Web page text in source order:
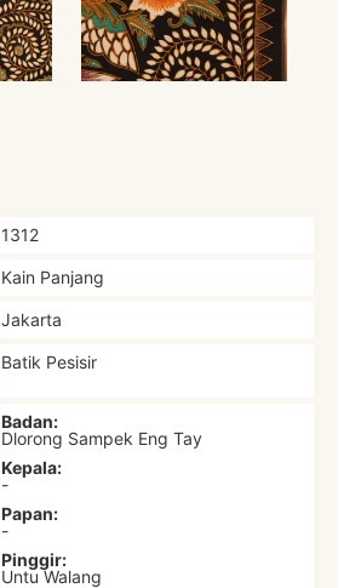
1312
Kain Panjang
Jakarta
Batik Pesisir
Badan:
Dlorong Sampek Eng Tay
Kepala:
-
Papan:
-
Pinggir:
Untu Walang